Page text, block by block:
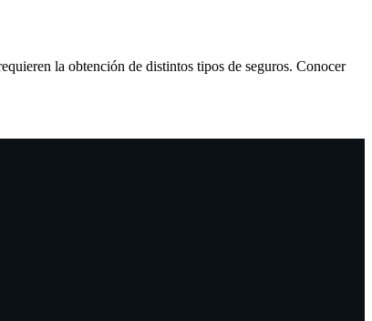
la obtención de distintos tipos de seguros. Conocer